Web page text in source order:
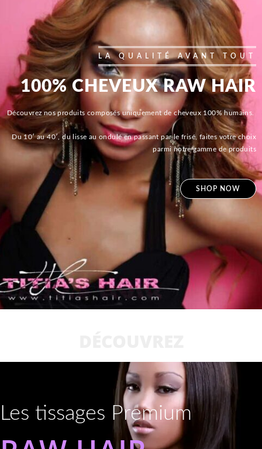
LA QUALITÉ AVANT TOUT
100% CHEVEUX RAW HAIR
Découvrez nos produits composés uniquement de cheveux 100% humains.
Du 10′ au 40′, du lisse au ondulé en passant par le frisé, faites votre choix
parmi notre gamme de produits
SHOP NOW
Les tissages Premium